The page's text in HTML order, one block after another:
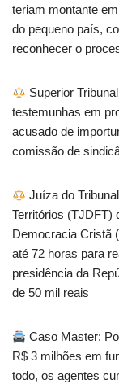
teriam montante
do pequeno país,
reconhecer o
Superior
testemunhas em
acusado de
comissão de
Juíza do
Territórios (TJDFT)
Democracia Cristã
até 72 horas para
presidência da
de 50 mil reais
Caso Master:
R$ 3 milhões em
todo, os agentes